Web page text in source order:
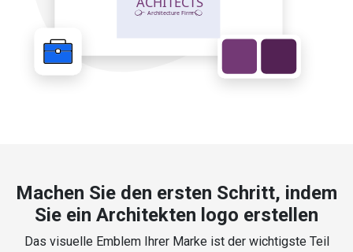
Machen Sie den ersten Schritt, indem
Sie ein Architekten logo erstellen
Das visuelle Emblem Ihrer Marke ist der wichtigste Teil